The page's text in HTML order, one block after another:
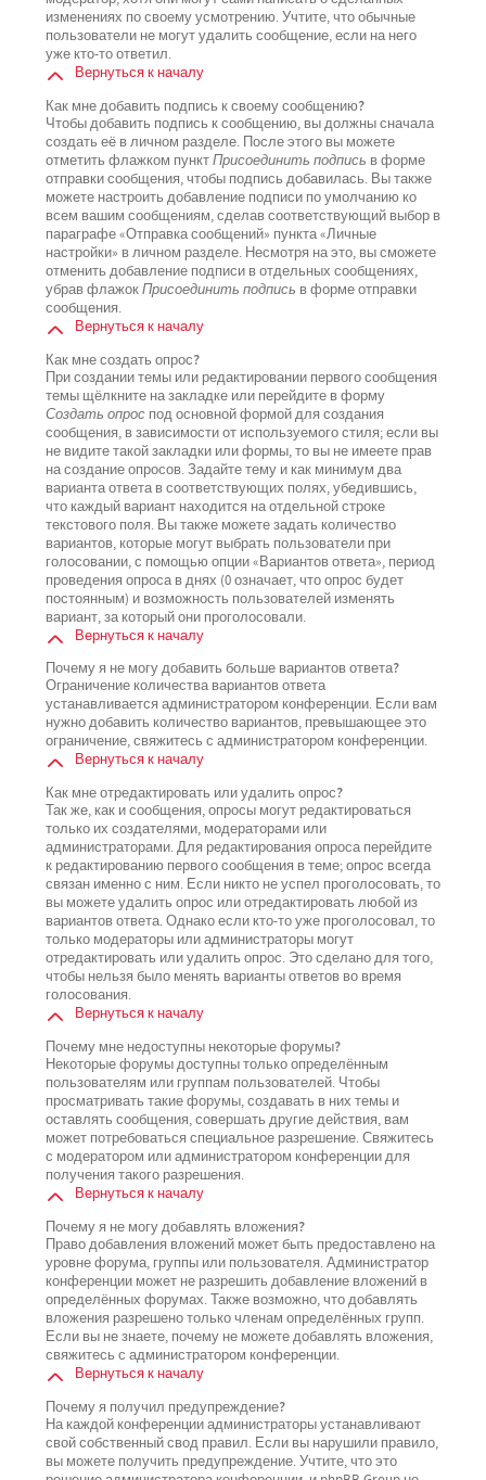
изменениях по своему усмотрению. Учтите, что обычные
пользователи не могут удалить сообщение, если на него
уже кто-то ответил.
Вернуться к началу
Как мне добавить подпись к своему сообщению?
Чтобы добавить подпись к сообщению, вы должны сначала
создать её в личном разделе. После этого вы можете
отметить флажком пунктПрисоединить подпись в форме
отправки сообщения, чтобы подпись добавилась. Вы также
можете настроить добавление подписи по умолчанию ко
всем вашим сообщениям, сделав соответствующий выбор в
параграфе «Отправка сообщений» пункта «Личные
настройки» в личном разделе. Несмотря на это, вы сможете
отменить добавление подписи в отдельных сообщениях,
убрав флажокПрисоединить подпись в форме отправки
сообщения.
Вернуться к началу
Как мне создать опрос?
При создании темы или редактировании первого сообщения
темы щёлкните на закладке или перейдите в форму
Создать опроспод основной формой для создания
сообщения, в зависимости от используемого стиля; если вы
не видите такой закладки или формы, то вы не имеете прав
на создание опросов. Задайте тему и как минимум два
варианта ответа в соответствующих полях, убедившись,
что каждый вариант находится на отдельной строке
текстового поля. Вы также можете задать количество
вариантов, которые могут выбрать пользователи при
голосовании, с помощью опции «Вариантов ответа», период
проведения опроса в днях (0 означает, что опрос будет
постоянным) и возможность пользователей изменять
вариант, за который они проголосовали.
Вернуться к началу
Почему я не могу добавить больше вариантов ответа?
Ограничение количества вариантов ответа
устанавливается администратором конференции. Если вам
нужно добавить количество вариантов, превышающее это
ограничение, свяжитесь с администратором конференции.
Вернуться к началу
Как мне отредактировать или удалить опрос?
Так же, как и сообщения, опросы могут редактироваться
только их создателями, модераторами или
администраторами. Для редактирования опроса перейдите
к редактированию первого сообщения в теме; опрос всегда
связан именно с ним. Если никто не успел проголосовать, то
вы можете удалить опрос или отредактировать любой из
вариантов ответа. Однако если кто-то уже проголосовал, то
только модераторы или администраторы могут
отредактировать или удалить опрос. Это сделано для того,
чтобы нельзя было менять варианты ответов во время
голосования.
Вернуться к началу
Почему мне недоступны некоторые форумы?
Некоторые форумы доступны только определённым
пользователям или группам пользователей. Чтобы
просматривать такие форумы, создавать в них темы и
оставлять сообщения, совершать другие действия, вам
может потребоваться специальное разрешение. Свяжитесь
с модератором или администратором конференции для
получения такого разрешения.
Вернуться к началу
Почему я не могу добавлять вложения?
Право добавления вложений может быть предоставлено на
уровне форума, группы или пользователя. Администратор
конференции может не разрешить добавление вложений в
определённых форумах. Также возможно, что добавлять
вложения разрешено только членам определённых групп.
Если вы не знаете, почему не можете добавлять вложения,
свяжитесь с администратором конференции.
Вернуться к началу
Почему я получил предупреждение?
На каждой конференции администраторы устанавливают
свой собственный свод правил. Если вы нарушили правило,
вы можете получить предупреждение. Учтите, что это